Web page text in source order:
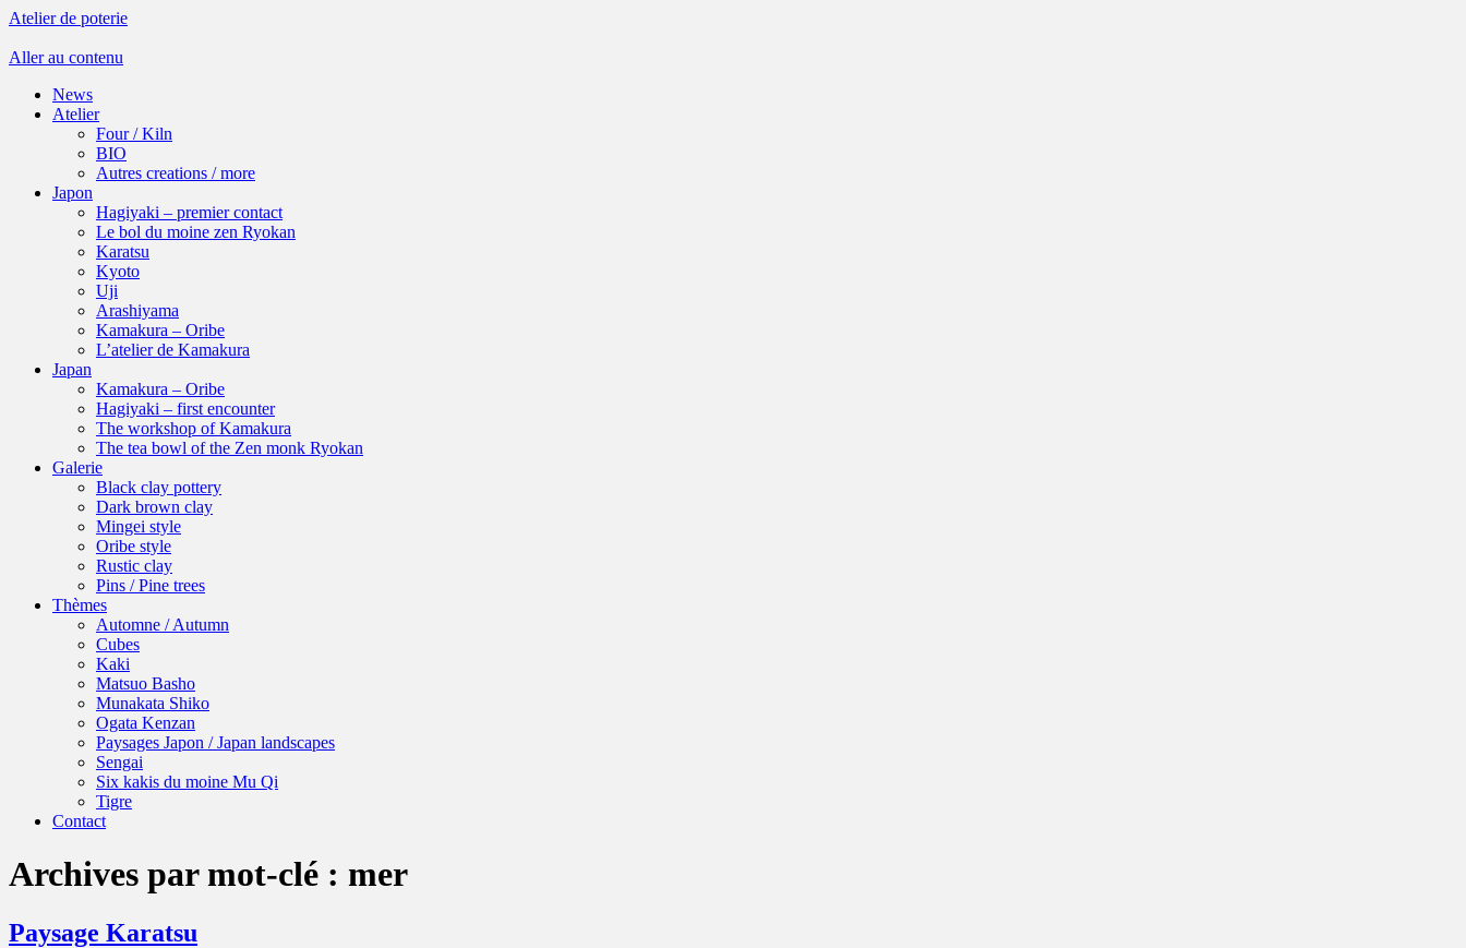
Atelier de poterie
Aller au contenu
News
Atelier
Four / Kiln
BIO
Autres creations / more
Japon
Hagiyaki – premier contact
Le bol du moine zen Ryokan
Karatsu
Kyoto
Uji
Arashiyama
Kamakura – Oribe
L’atelier de Kamakura
Japan
Kamakura – Oribe
Hagiyaki – first encounter
The workshop of Kamakura
The tea bowl of the Zen monk Ryokan
Galerie
Black clay pottery
Dark brown clay
Mingei style
Oribe style
Rustic clay
Pins / Pine trees
Thèmes
Automne / Autumn
Cubes
Kaki
Matsuo Basho
Munakata Shiko
Ogata Kenzan
Paysages Japon / Japan landscapes
Sengai
Six kakis du moine Mu Qi
Tigre
Contact
Archives par mot-clé : mer
Paysage Karatsu